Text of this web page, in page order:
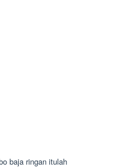
baja ringan itulah